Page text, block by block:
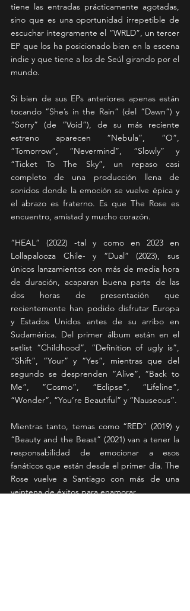
tiene las entradas prácticamente agotadas,
sino que es una oportunidad irrepetible de
escuchar íntegramente el “WRLD”, un tercer
EP que los ha posicionado bien en la escena
indie y que tiene a los de Seúl girando por el
mundo.
Si bien de sus EPs anteriores apenas están
tocando “She’s in the Rain” (del “Dawn”) y
“Sorry” (de “Void”), de su más reciente
estreno aparecen “Nebula”, “O”,
“Tomorrow”, “Nevermind”, “Slowly” y
“Ticket To The Sky”, un repaso casi
completo de una producción llena de
sonidos donde la emoción se vuelve épica y
el abrazo es fraterno. Es que The Rose es
encuentro, amistad y mucho corazón.
“HEAL” (2022) -tal y como en 2023 en
Lollapalooza Chile- y “Dual” (2023), sus
únicos lanzamientos con más de media hora
de duración, acaparan buena parte de las
dos horas de presentación que
recientemente han podido disfrutar Europa
y Estados Unidos antes de su arribo en
Sudamérica. Del primer álbum están en el
setlist “Childhood”, “Definition of ugly is”,
“Shift”, “Your” y “Yes”, mientras que del
segundo se desprenden “Alive”, “Back to
Me”, “Cosmo”, “Eclipse”, “Lifeline”,
“Wonder”, “You’re Beautiful” y “Nauseous”.
Mientras tanto, temas como “RED” (2019) y
“Beauty and the Beast” (2021) van a tener la
responsabilidad de emocionar a esos
fanáticos que están desde el primer día. The
Rose vuelve a Santiago con más de una
veintena de éxitos para enamorar.